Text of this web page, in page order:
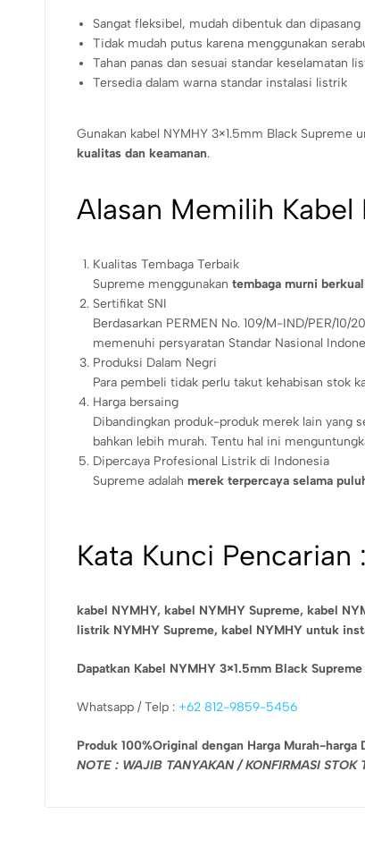
Sangat fleksibel, mudah dibentuk dan dipasang
Tidak mudah putus karena menggunakan
Tahan panas dan sesuai standar keselamatan
Tersedia dalam warna standar instalasi listrik
Gunakan kabel NYMHY 3×1.5mm Black
kualitas dan keamanan.
Alasan Memilih
Kualitas Tembaga Terbaik
Supreme menggunakantembaga murni
Sertifikat SNI
Berdasarkan PERMEN No. 109/M-IND/PER/10/
memenuhi persyaratan Standar Nasional
Produksi Dalam Negri
Para pembeli tidak perlu takut kehabisan stok
Harga bersaing
Dibandingkan produk-produk merek lain yang
bahkan lebih murah. Tentu hal ini
Dipercaya Profesional Listrik di Indonesia
Supreme adalahmerek terpercaya selama
Kata Kunci Pencarian :
kabel NYMHY, kabel NYMHY Supreme, kabel
listrik NYMHY Supreme, kabel NYMHY untuk
Dapatkan Kabel NYMHY 3×1.5mm Black
Whatsapp / Telp : +62 812-9859-5456
Produk 100%Original dengan Harga Murah-harga
NOTE : WAJIB TANYAKAN / KONFIRMASI STOK